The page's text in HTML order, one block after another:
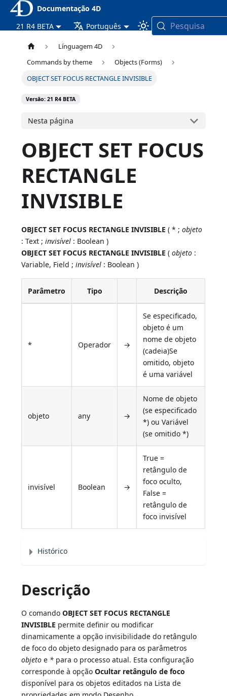
Documentação 4D
21 R4 BETA
Português Pesquisa
Línguagem 4D
Commands by theme
Objects (Forms)
OBJECT SET FOCUS RECTANGLE INVISIBLE
Versão: 21 R4 BETA
Nesta página
OBJECT SET FOCUS
RECTANGLE
INVISIBLE
OBJECT SET FOCUS RECTANGLE INVISIBLE ( * ;objeto
: Text ;invisível : Boolean )
OBJECT SET FOCUS RECTANGLE INVISIBLE (objeto :
Variable, Field ;invisível : Boolean )
Parâmetro Tipo Descrição
* Operador →
Se especificado,
objeto é um
nome de objeto
(cadeia)Se
omitido, objeto
é uma variável
objeto any →
Nome de objeto
(se especificado
*) ou Variável
(se omitido *)
invisível Boolean →
True =
retângulo de
foco oculto,
False =
retângulo de
foco invisível
Histórico
Descrição
O comandoOBJECT SET FOCUS RECTANGLE
INVISIBLE permite definir ou modificar
dinamicamente a opção invisibilidade do retângulo
de foco do objeto designado para os parâmetros
objeto e * para o processo atual. Esta configuração
corresponde à opçãoOcultar retângulo de foco
disponível para os objetos editados na Lista de